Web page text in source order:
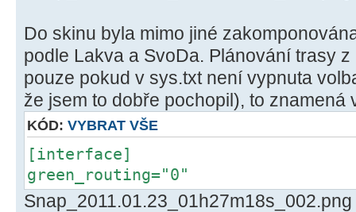
Do skinu byla mimo jiné
podle Lakva a SvoDa. Plánování trasy
pouze pokud v sys.txt není vypnuta
že jsem to dobře pochopil), to znamená
KÓD: VYBRAT VŠE
[interface]
green_routing="0"
Snap_2011.01.23_01h27m18s_002.png